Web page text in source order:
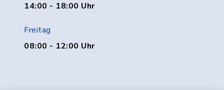
14:00 - 18:00 Uhr
Freitag
08:00 - 12:00 Uhr